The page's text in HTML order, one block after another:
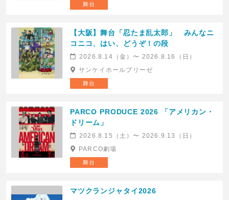
舞台
【大阪】舞台「忍たま乱太郎」 みんなニ
コニコ、はい、どうぞ！の段
2026.8.14（金）〜 2026.8.16（日）
サンケイホールブリーゼ
舞台
PARCO PRODUCE 2026 「アメリカン・
ドリーム」
2026.8.15（土）〜 2026.9.13（日）
PARCO劇場
舞台
マツクランジャタイ2026